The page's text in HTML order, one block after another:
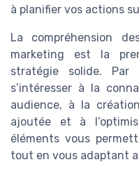
à planifier vos actions
La compréhension
marketing est la
stratégie solide.
s’intéresser à la
audience, à la
ajoutée et à
éléments vous
tout en vous adaptant